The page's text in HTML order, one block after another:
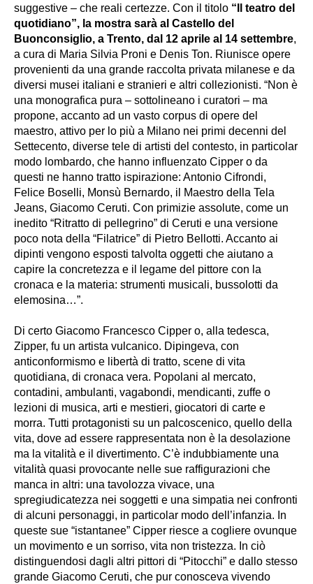
suggestive – che reali certezze. Con il titolo “Il teatro del
quotidiano”, la mostra sarà al Castello del
Buonconsiglio, a Trento, dal 12 aprile al 14 settembre,
a cura di Maria Silvia Proni e Denis Ton. Riunisce opere
provenienti da una grande raccolta privata milanese e da
diversi musei italiani e stranieri e altri collezionisti. “Non è
una monografica pura – sottolineano i curatori – ma
propone, accanto ad un vasto corpus di opere del
maestro, attivo per lo più a Milano nei primi decenni del
Settecento, diverse tele di artisti del contesto, in particolar
modo lombardo, che hanno influenzato Cipper o da
questi ne hanno tratto ispirazione: Antonio Cifrondi,
Felice Boselli, Monsù Bernardo, il Maestro della Tela
Jeans, Giacomo Ceruti. Con primizie assolute, come un
inedito “Ritratto di pellegrino” di Ceruti e una versione
poco nota della “Filatrice” di Pietro Bellotti. Accanto ai
dipinti vengono esposti talvolta oggetti che aiutano a
capire la concretezza e il legame del pittore con la
cronaca e la materia: strumenti musicali, bussolotti da
elemosina…”.
Di certo Giacomo Francesco Cipper o, alla tedesca,
Zipper, fu un artista vulcanico. Dipingeva, con
anticonformismo e libertà di tratto, scene di vita
quotidiana, di cronaca vera. Popolani al mercato,
contadini, ambulanti, vagabondi, mendicanti, zuffe o
lezioni di musica, arti e mestieri, giocatori di carte e
morra. Tutti protagonisti su un palcoscenico, quello della
vita, dove ad essere rappresentata non è la desolazione
ma la vitalità e il divertimento. C’è indubbiamente una
vitalità quasi provocante nelle sue raffigurazioni che
manca in altri: una tavolozza vivace, una
spregiudicatezza nei soggetti e una simpatia nei confronti
di alcuni personaggi, in particolar modo dell’infanzia. In
queste sue “istantanee” Cipper riesce a cogliere ovunque
un movimento e un sorriso, vita non tristezza. In ciò
distinguendosi dagli altri pittori di “Pitocchi” e dallo stesso
grande Giacomo Ceruti, che pur conosceva vivendo